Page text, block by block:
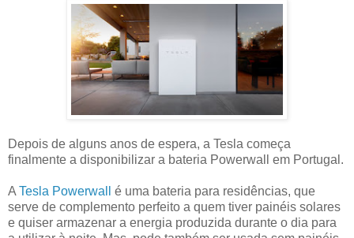
Depois de alguns anos de espera, a Tesla começa
finalmente a disponibilizar a bateria Powerwall em Portugal.
A Tesla Powerwall
é uma bateria para residências, que
serve de complemento perfeito a quem tiver painéis solares
e quiser armazenar a energia produzida durante o dia para